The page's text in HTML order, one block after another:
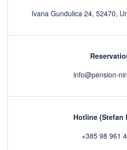
Ivana Gundulica 24, 52470,
info@pension-
Hotline (Stefan
+385 98 961